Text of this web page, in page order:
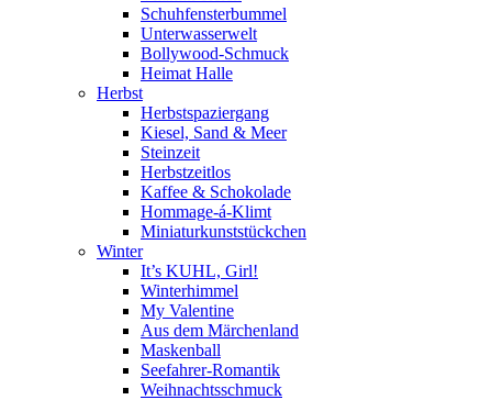
Schuhfensterbummel
Unterwasserwelt
Bollywood-Schmuck
Heimat Halle
Herbst
Herbstspaziergang
Kiesel, Sand & Meer
Steinzeit
Herbstzeitlos
Kaffee & Schokolade
Hommage-á-Klimt
Miniaturkunststückchen
Winter
It’s KUHL, Girl!
Winterhimmel
My Valentine
Aus dem Märchenland
Maskenball
Seefahrer-Romantik
Weihnachtsschmuck